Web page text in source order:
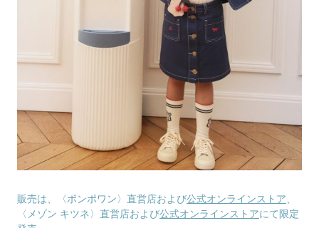
販売は、〈ボンポワン〉直営店および公式オンラインストア、
〈メゾン キツネ〉直営店および公式オンラインストアにて限定